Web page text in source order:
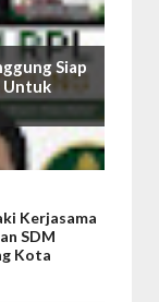
Siap
Untuk
Kerjasama
SDM
Kota